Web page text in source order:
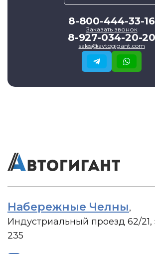
8-800-444-33-16
Заказать звонок
8-927-034-20-20
sales@avtogigant.com
Набережные Челны,
Индустриальный проезд 62/
235